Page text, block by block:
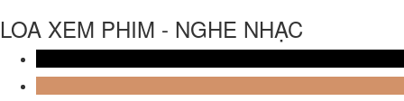
LOA XEM PHIM - NGHE NHẠC